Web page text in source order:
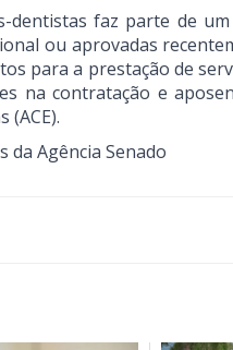
dentistas faz parte de
ou aprovadas
para a prestação de
na contratação e
(ACE).
da Agência Senado